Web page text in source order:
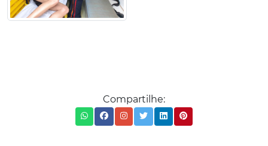
Compartilhe: